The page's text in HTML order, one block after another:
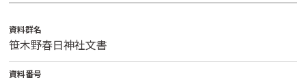
資料群名
笹木野春日神社文書
資料番号